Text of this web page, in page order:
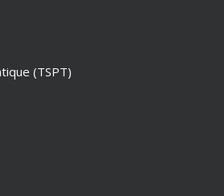
(TSPT)